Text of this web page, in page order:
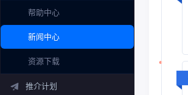
帮助中心
新闻中心
资源下载
推介计划